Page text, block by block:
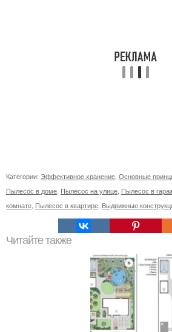
Категории: Эффективное хранение Основные
Пылесос в доме Пылесос на улице Пылесос в
комнате Пылесос в квартире Выдвижные
Читайте также